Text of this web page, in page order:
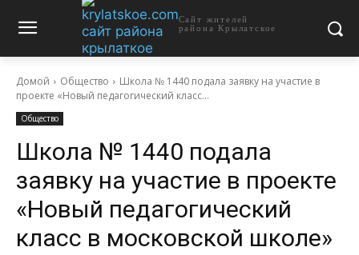
Сайт жителей
района Крылатское
Домой Общество
Школа № 1440 подала заявку на участие в
проекте «Новый педагогический класс...
Общество
Школа № 1440 подала
заявку на участие в проекте
«Новый педагогический
класс в московской школе»